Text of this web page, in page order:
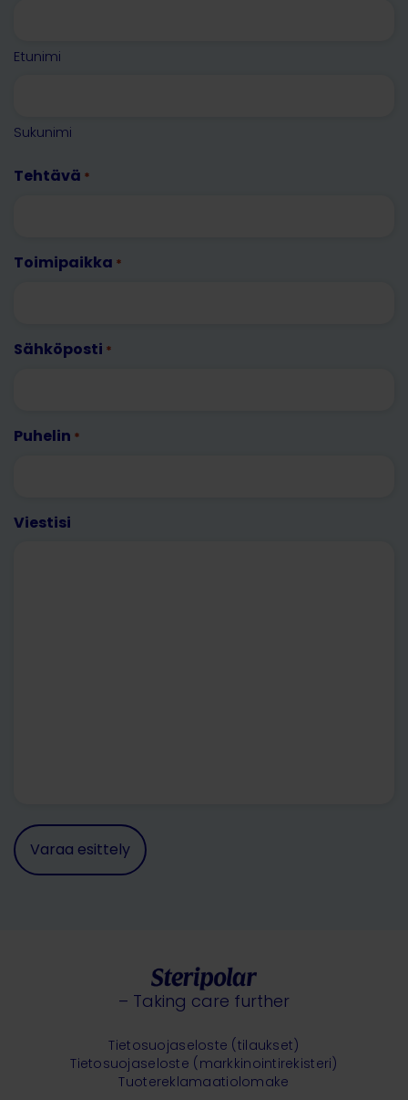
Etunimi
Sukunimi
Tehtävä *
Toimipaikka *
Sähköposti *
Puhelin *
Viestisi
– Taking care further
Tietosuojaseloste (tilaukset)
Tietosuojaseloste (markkinointirekisteri)
Tuotereklamaatiolomake